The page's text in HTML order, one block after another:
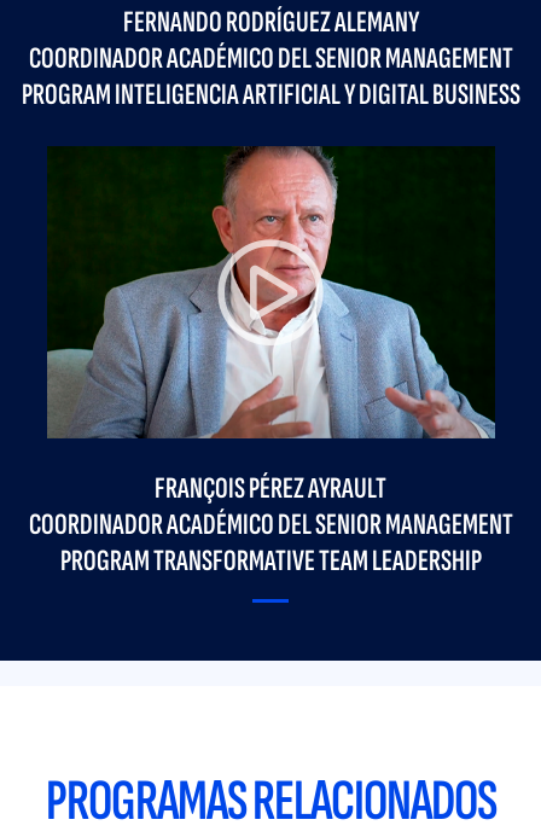
FERNANDO RODRÍGUEZ ALEMANY
COORDINADOR ACADÉMICO DEL SENIOR MANAGEMENT
PROGRAM INTELIGENCIA ARTIFICIAL Y DIGITAL BUSINESS
FRANÇOIS PÉREZ AYRAULT
COORDINADOR ACADÉMICO DEL SENIOR MANAGEMENT
PROGRAM TRANSFORMATIVE TEAM LEADERSHIP
PROGRAMAS RELACIONADOS